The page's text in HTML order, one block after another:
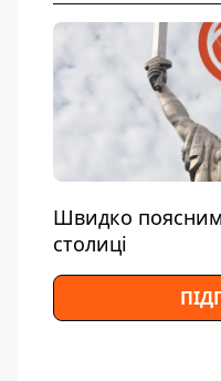
Швидко
столиці